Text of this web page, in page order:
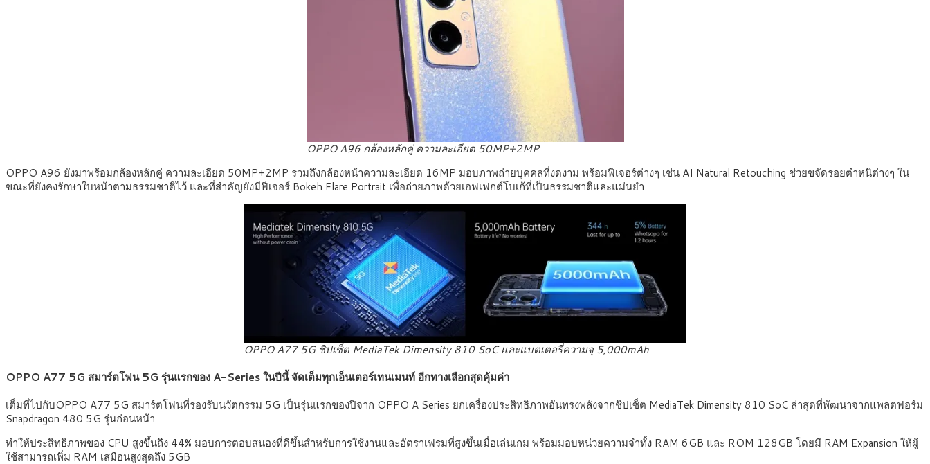
OPPO A96 กล้องหลักคู่ ความละเอียด 50MP+2MP
OPPO A96 ยังมาพร้อมกล้องหลักคู่ ความละเอียด 50MP+2MP รวมถึงกล้องหน้าความละเอียด 16MP มอบภาพถ่ายบุคคลที่งดงาม พร้อมฟีเจอร์ต่างๆ เช่น AI Natural Retouching ช่วยขจัดรอยตำหนิต่างๆ ใน
ขณะที่ยังคงรักษาใบหน้าตามธรรมชาติไว้ และที่สำคัญยังมีฟีเจอร์ Bokeh Flare Portrait เพื่อถ่ายภาพด้วยเอฟเฟกต์โบเก้ที่เป็นธรรมชาติและแม่นยำ
OPPO A77 5G ชิปเซ็ต MediaTek Dimensity 810 SoC และแบตเตอรี่ความจุ 5,000mAh
OPPO A77 5G สมาร์ตโฟน 5G รุ่นแรกของ A-Series ในปีนี้ จัดเต็มทุกเอ็นเตอร์เทนเมนท์ อีกทางเลือกสุดคุ้มค่า
เต็มที่ไปกับOPPO A77 5G สมาร์ตโฟนที่รองรับนวัตกรรม 5G เป็นรุ่นแรกของปีจาก OPPO A Series ยกเครื่องประสิทธิภาพอันทรงพลังจากชิปเซ็ต MediaTek Dimensity 810 SoC ล่าสุดที่พัฒนาจากแพลตฟอร์ม
Snapdragon 480 5G รุ่นก่อนหน้า
ทำให้ประสิทธิภาพของ CPU สูงขึ้นถึง 44% มอบการตอบสนองที่ดีขึ้นสำหรับการใช้งานและอัตราเฟรมที่สูงขึ้นเมื่อเล่นเกม พร้อมมอบหน่วยความจำทั้ง RAM 6GB และ ROM 128GB โดยมี RAM Expansion ให้ผู้
ใช้สามารถเพิ่ม RAM เสมือนสูงสุดถึง 5GB